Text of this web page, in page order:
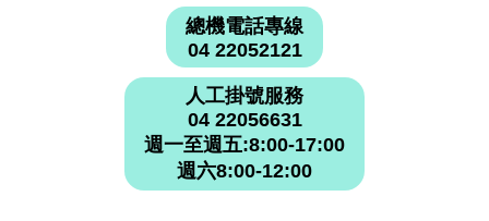
總機電話專線
04 22052121
人工掛號服務
04 22056631
週一至週五:8:00-17:00
週六8:00-12:00